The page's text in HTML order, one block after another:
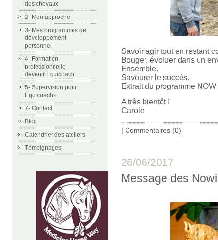
des chevaux
2- Mon approche
3- Mes programmes de
développement
personnel
4- Formation
professionnelle -
devenir Equicoach
5- Supervision pour
Equicoachs
7- Contact
Blog
Calendrier des ateliers
Témoignages
Savoir agir tout en restant
Bouger, évoluer dans un
Ensemble.
Savourer le succès.
Extrait du programme
A très bientôt !
Carole
| Commentaires (0)
26/06/2017
Message des